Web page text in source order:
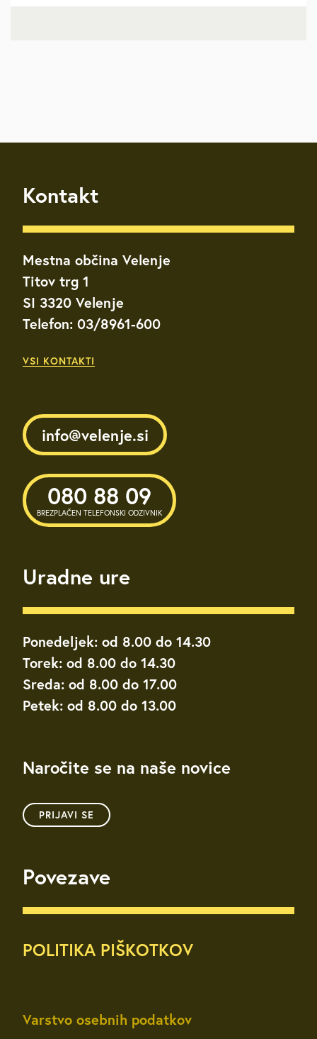
Kontakt
Mestna občina Velenje
Titov trg 1
SI 3320 Velenje
Telefon: 03/8961-600
VSI KONTAKTI
info@velenje.si
080 88 09
BREZPLAČEN TELEFONSKI ODZIVNIK
Uradne ure
Ponedeljek: od 8.00 do 14.30
Torek: od 8.00 do 14.30
Sreda: od 8.00 do 17.00
Petek: od 8.00 do 13.00
Naročite se na naše novice
PRIJAVI SE
Povezave
POLITIKA PIŠKOTKOV
Varstvo osebnih podatkov